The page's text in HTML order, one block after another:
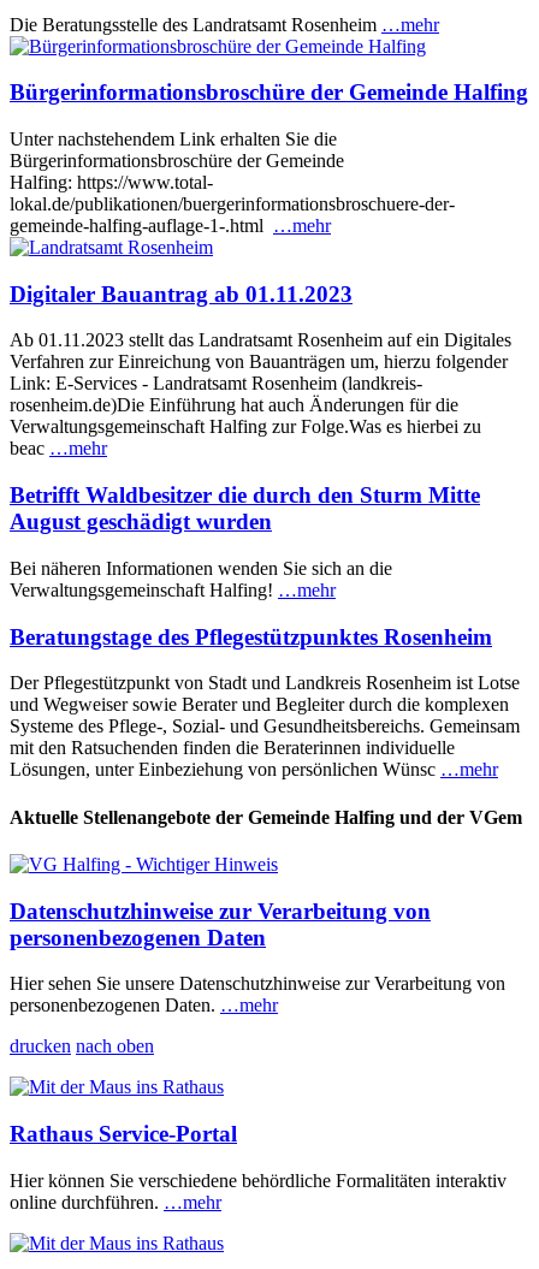
Die Beratungsstelle des Landratsamt Rosenheim …mehr
Bürgerinformationsbroschüre der Gemeinde Halfing
Unter nachstehendem Link erhalten Sie die
Bürgerinformationsbroschüre der Gemeinde
Halfing: https://www.total-
lokal.de/publikationen/buergerinformationsbroschuere-der-
gemeinde-halfing-auflage-1-.html …mehr
Digitaler Bauantrag ab 01.11.2023
Ab 01.11.2023 stellt das Landratsamt Rosenheim auf ein Digitales
Verfahren zur Einreichung von Bauanträgen um, hierzu folgender
Link: E-Services - Landratsamt Rosenheim (landkreis-
rosenheim.de)Die Einführung hat auch Änderungen für die
Verwaltungsgemeinschaft Halfing zur Folge.Was es hierbei zu
beac …mehr
Betrifft Waldbesitzer die durch den Sturm Mitte
August geschädigt wurden
Bei näheren Informationen wenden Sie sich an die
Verwaltungsgemeinschaft Halfing! …mehr
Beratungstage des Pflegestützpunktes Rosenheim
Der Pflegestützpunkt von Stadt und Landkreis Rosenheim ist Lotse
und Wegweiser sowie Berater und Begleiter durch die komplexen
Systeme des Pflege-, Sozial- und Gesundheitsbereichs. Gemeinsam
mit den Ratsuchenden finden die Beraterinnen individuelle
Lösungen, unter Einbeziehung von persönlichen Wünsc …mehr
Aktuelle Stellenangebote der Gemeinde Halfing und der VGem
Datenschutzhinweise zur Verarbeitung von
personenbezogenen Daten
Hier sehen Sie unsere Datenschutzhinweise zur Verarbeitung von
personenbezogenen Daten. …mehr
drucken nach oben
Rathaus Service-Portal
Hier können Sie verschiedene behördliche Formalitäten interaktiv
online durchführen. …mehr